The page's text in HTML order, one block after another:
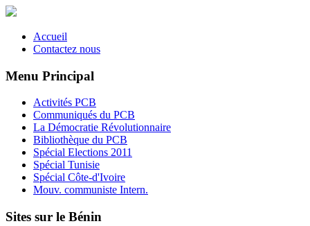
Accueil
Contactez nous
Menu Principal
Activités PCB
Communiqués du PCB
La Démocratie Révolutionnaire
Bibliothèque du PCB
Spécial Elections 2011
Spécial Tunisie
Spécial Côte-d'Ivoire
Mouv. communiste Intern.
Sites sur le Bénin